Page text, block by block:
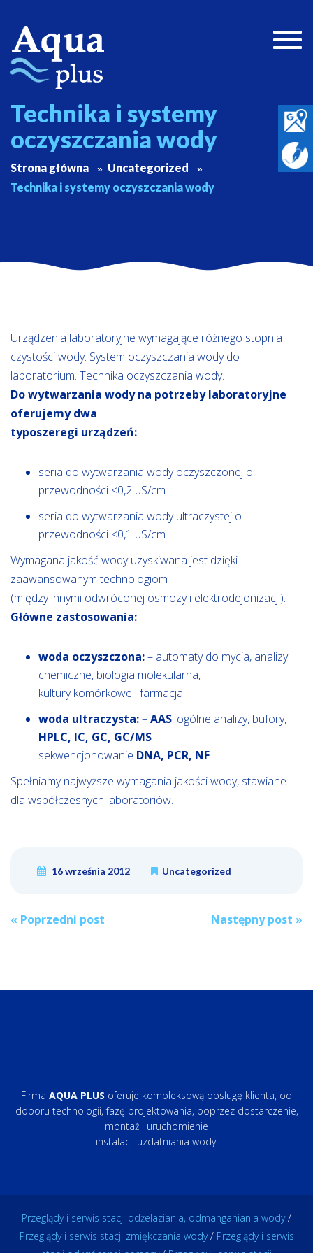
Technika i systemy
oczyszczania wody
Strona główna
Uncategorized
Technika i systemy oczyszczania wody
Urządzenia laboratoryjne wymagające różnego stopnia
czystości wody. System oczyszczania wody do
laboratorium. Technika oczyszczania wody.
Do wytwarzania wody na potrzeby laboratoryjne
oferujemy dwa
typoszeregi urządzeń:
seria do wytwarzania wody oczyszczonej o
przewodności <0,2 µS/cm
seria do wytwarzania wody ultraczystej o
przewodności <0,1 µS/cm
Wymagana jakość wody uzyskiwana jest dzięki
zaawansowanym technologiom
(między innymi odwróconej osmozy i elektrodejonizacji).
Główne zastosowania:
woda oczyszczona:– automaty do mycia, analizy
chemiczne, biologia molekularna,
kultury komórkowe i farmacja
woda ultraczysta:–AAS, ogólne analizy, bufory,
HPLC, IC, GC, GC/MS
sekwencjonowanie DNA, PCR, NF
Spełniamy najwyższe wymagania jakości wody, stawiane
dla współczesnych laboratoriów.
16 września 2012 Uncategorized
Post
« Poprzedni post Następny post »
Firma AQUA PLUS oferuje kompleksową obsługę klienta, od
doboru technologii, fazę projektowania, poprzez dostarczenie,
montaż i uruchomienie
instalacji uzdatniania wody.
Przeglądy i serwis stacji odżelaziania, odmanganiania wody/
Przeglądy i serwis stacji zmiękczania wody/ Przeglądy i serwis